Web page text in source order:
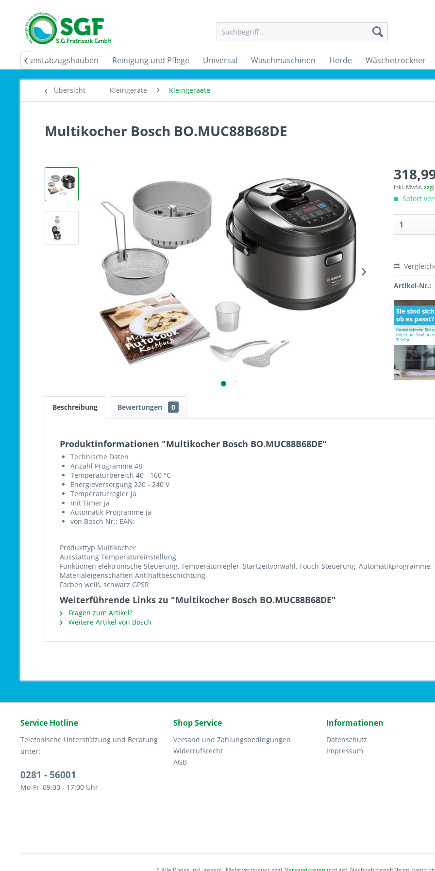
Dunstabzugshauben Reinigung und Pflege Universal Waschmaschinen Herde Wäschetrockner

Übersicht Kleingeräte Kleingeraete
Multikocher Bosch BO.MUC88B68DE
inkl. MwSt.
Sofort
Artikel-Nr.:
Beschreibung Bewertungen 0
Produktinformationen "Multikocher Bosch BO.MUC88B68DE"
Technische Daten
Anzahl Programme 48
Temperaturbereich 40 - 160 °C
Energieversorgung 220 - 240 V
Temperaturregler ja
mit Timer ja
Automatik-Programme ja
von Bosch Nr.: EAN:
Produkttyp Multikocher
Ausstattung Temperatureinstellung
Funktionen elektronische Steuerung, Temperaturregler, Startzeitvorwahl, Touch-Steuerung, Automatikprogramme,
Materialeigenschaften Antihaftbeschichtung
Farben weiß, schwarz GPSR
Weiterführende Links zu "Multikocher Bosch BO.MUC88B68DE"
Fragen zum Artikel?
Weitere Artikel von Bosch
Service Hotline
Telefonische Unterstützung und Beratung
unter:
0281 - 56001
Mo-Fr, 09:00 - 17:00 Uhr
Shop Service
Versand und Zahlungsbedingungen
Widerrufsrecht
AGB
Informationen
Datenschutz
Impressum